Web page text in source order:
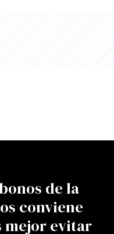
de la
conviene
mejor evitar